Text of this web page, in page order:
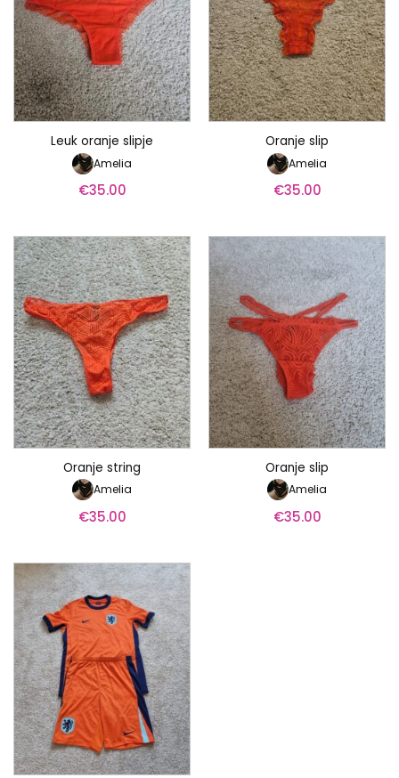
Leuk oranje slipje
Amelia
€35.00
Oranje slip
Amelia
€35.00
Oranje string
Amelia
€35.00
Oranje slip
Amelia
€35.00